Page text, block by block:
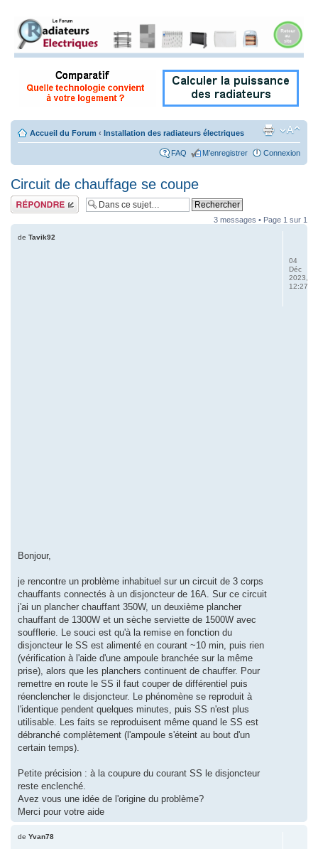
Accueil du Forum ‹ Installation des radiateurs électriques
FAQ M’enregistrer Connexion
Circuit de chauffage se coupe
Répondre
3 messages • Page 1 sur 1
de Tavik92
Bonjour,
je rencontre un problème inhabituel sur un circuit de 3 corps
chauffants connectés à un disjoncteur de 16A. Sur ce circuit
j'ai un plancher chauffant 350W, un deuxième plancher
chauffant de 1300W et un sèche serviette de 1500W avec
soufflerie. Le souci est qu'à la remise en fonction du
disjoncteur le SS est alimenté en courant ~10 min, puis rien
(vérification à l'aide d'une ampoule branchée sur la même
prise), alors que les planchers continuent de chauffer. Pour
remettre en route le SS il faut couper de différentiel puis
réenclencher le disjoncteur. Le phénomène se reproduit à
l'identique pendent quelques minutes, puis SS n'est plus
utilisable. Les faits se reproduisent même quand le SS est
débranché complètement (l'ampoule s'éteint au bout d'un
certain temps).
Petite précision : à la coupure du courant SS le disjoncteur
reste enclenché.
Avez vous une idée de l'origine du problème?
Merci pour votre aide
04
Déc
2023,
12:27
de Yvan78